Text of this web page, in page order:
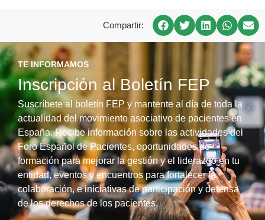
Compartir:
TE INFORMAMOS
Inscripción al Boletín FEP
Suscríbete al boletín FEP y mantente al día de toda la
actualidad del movimiento asociativo de pacientes en
España. Recibe información sobre las actividades del
Foro Español de Pacientes, oportunidades de
formación para mejorar la gestión y el liderazgo en tu
entidad, eventos y encuentros para fortalecer la
colaboración, e iniciativas de participación y defensa
de los derechos de los pacientes.